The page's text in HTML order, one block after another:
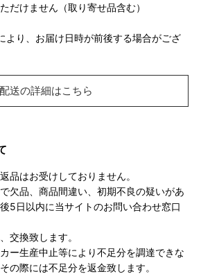
だけません（取り寄せ品含む）
より、お届け日時が前後する場合がござ
配送の詳細はこちら
品はお受けしておりません。
欠品、商品間違い、初期不良の疑いがあ
5日以内に当サイトのお問い合わせ窓口
交換致します。
ー生産中止等により不足分を調達できな
の際には不足分を返金致します。